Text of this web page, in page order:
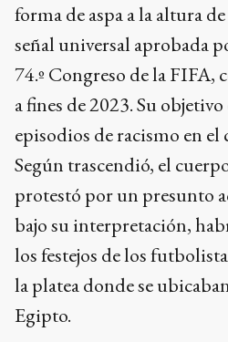
forma de aspa a la altura
señal universal aprobada
74.º Congreso de la FIFA,
a fines de 2023. Su
episodios de racismo en el
Según trascendió, el
protestó por un presunto
bajo su interpretación,
los festejos de los
la platea donde se
Egipto.